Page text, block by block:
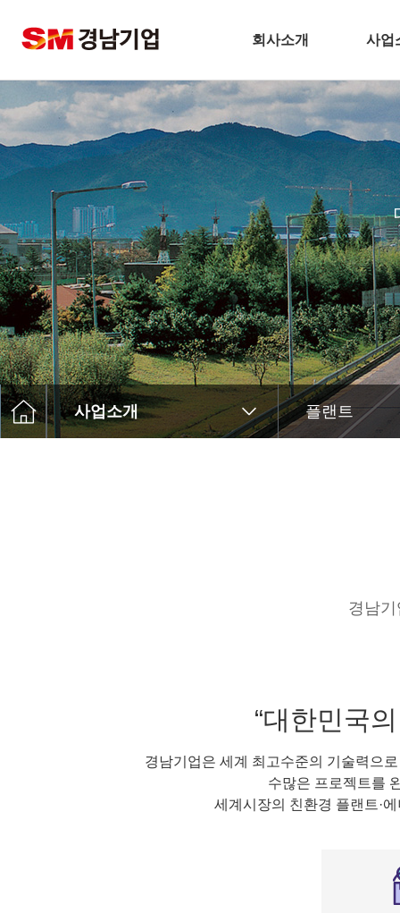
회사소개
기업개요
CEO 인사말
비전
주요연혁
경남기업 네트워크
안전보건방침
기술경영
환경경영
찾아오시는길
사업
주택
토
플
환
해
인테
사업소개 플랜트
경남
“대한민국
경남기업은 세계 최고수준의 기술력으
수많은 프로젝트를
세계시장의 친환경 플랜트·